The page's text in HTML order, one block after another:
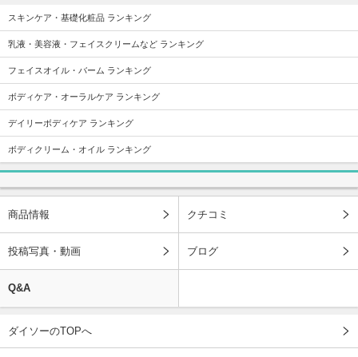
スキンケア・基礎化粧品 ランキング
乳液・美容液・フェイスクリームなど ランキング
フェイスオイル・バーム ランキング
ボディケア・オーラルケア ランキング
デイリーボディケア ランキング
ボディクリーム・オイル ランキング
商品情報 クチコミ
投稿写真・動画 ブログ
Q&A
ダイソーのTOPへ